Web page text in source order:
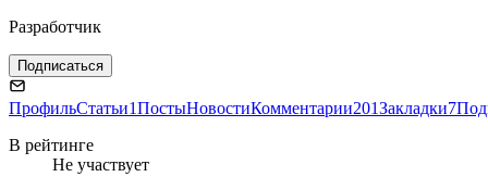
Разработчик
Подписаться
ПрофильСтатьи1ПостыНовостиКомментарии201Закладки7
В рейтинге
Не участвует